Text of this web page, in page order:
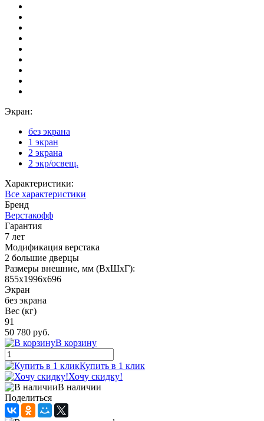
Экран:
без экрана
1 экран
2 экрана
2 экр/освещ.
Характеристики:
Все характеристики
Бренд
Верстакофф
Гарантия
7 лет
Модификация верстака
2 большие дверцы
Размеры внешние, мм (ВхШхГ):
855x1996x696
Экран
без экрана
Вес (кг)
91
50 780 руб.
В корзину
Купить в 1 клик
Хочу скидку!
В наличии
Поделиться